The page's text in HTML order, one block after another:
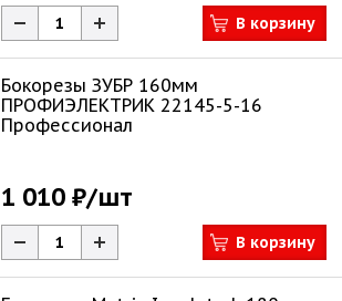
В корзину
Бокорезы ЗУБР 160мм
ПРОФИЭЛЕКТРИК 22145-5-16
Профессионал
1 010 ₽/шт
В корзину